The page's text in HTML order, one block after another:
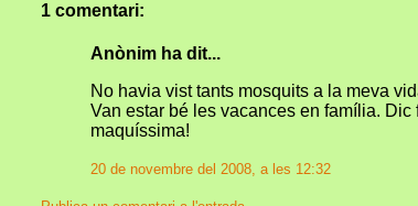
1 comentari:
Anònim ha dit...
No havia vist tants mosquits a la meva
Van estar bé les vacances en família.
maquíssima!
20 de novembre del 2008, a les 12:32